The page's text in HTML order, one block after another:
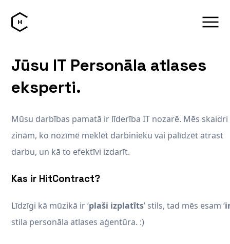
Jūsu IT Personāla atlases
eksperti.
Mūsu darbības pamatā ir līderība IT nozarē. Mēs skaidri
zinām, ko nozīmē meklēt darbinieku vai palīdzēt atrast
darbu, un kā to efektīvi izdarīt.
Kas ir HitContract?
Līdzīgi kā mūzikā ir ‘plaši izplatīts’ stils, tad mēs esam ‘
stila personāla atlases aģentūra. :)